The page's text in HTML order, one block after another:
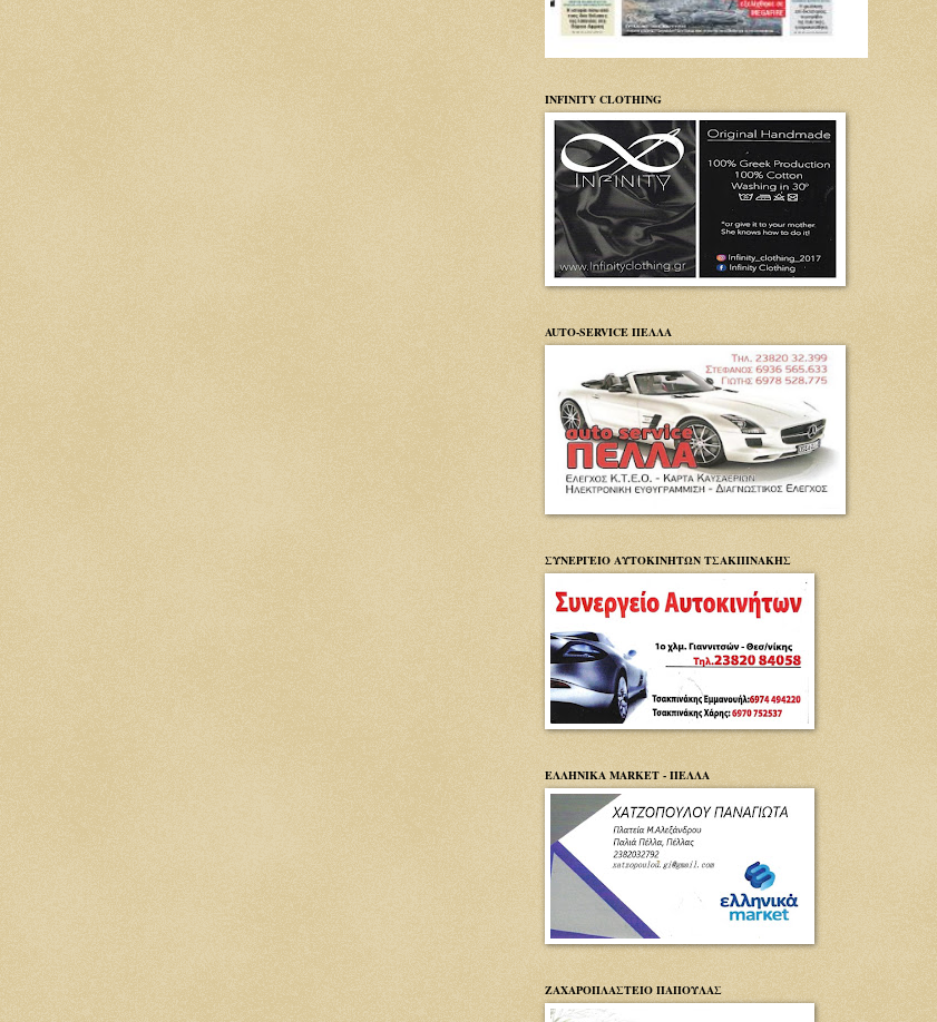
INFINITY CLOTHING
AUTO-SERVICE ΠΕΛΛΑ
ΣΥΝΕΡΓΕΙΟ ΑΥΤΟΚΙΝΗΤΩΝ ΤΣΑΚΠΙΝΑΚΗΣ
ΕΛΛΗΝΙΚΑ MARKET - ΠΕΛΛΑ
ΖΑΧΑΡΟΠΛΑΣΤΕΙΟ ΠΑΠΟΥΛΑΣ